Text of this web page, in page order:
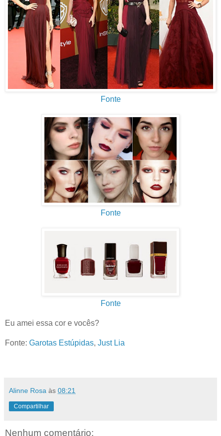
Fonte
Fonte
Fonte
Eu amei essa cor e vocês?
Fonte: Garotas Estúpidas, Just Lia
Alinne Rosa às 08:21
Compartilhar
Nenhum comentário: